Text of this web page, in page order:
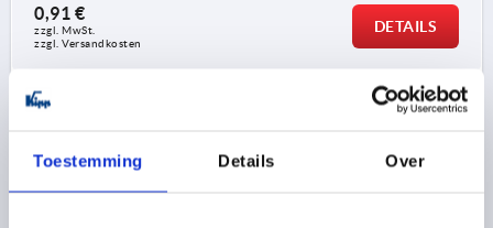
Toestemming Details Over
0,91 €
zzgl. MwSt.
zzgl. Versandkosten
DETAILS
K2033